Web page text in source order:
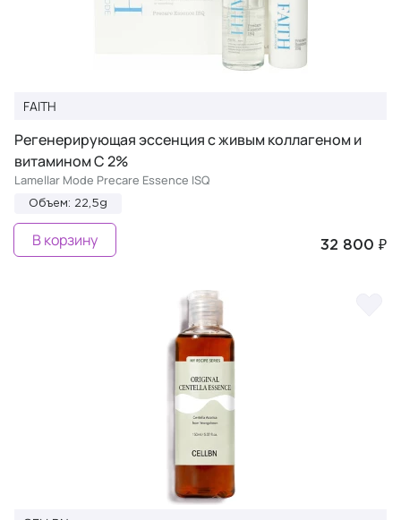
FAITH
Регенерирующая эссенция с живым коллагеном и
витамином С 2%
Lamellar Mode Precare Essence ISQ
Объем: 22,5g
32 800 ₽
В корзину